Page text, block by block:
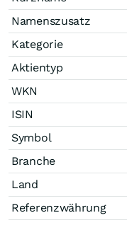
Namenszusatz
Kategorie
Aktientyp
WKN
ISIN
Symbol
Branche
Land
Referenzwährung